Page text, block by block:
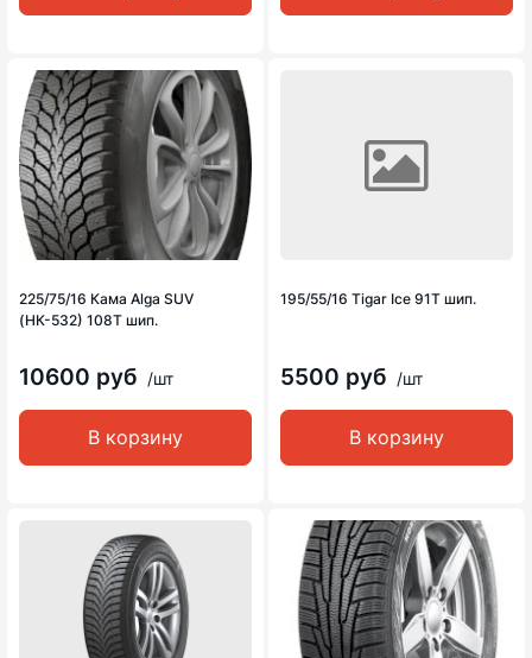
225/75/16 Кама Alga SUV
(НК-532) 108T шип.
10600 руб /шт
В корзину
195/55/16 Tigar Ice 91T шип.
5500 руб /шт
В корзину